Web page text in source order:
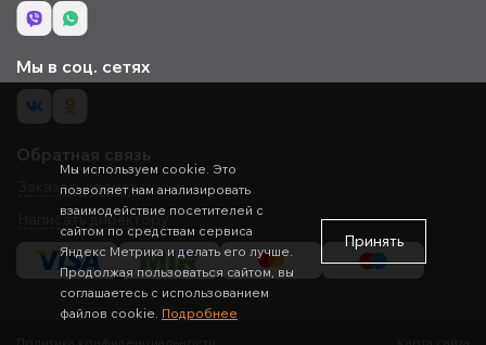
Мы в соц. сетях
Обратная связь
Заказать звонок
Написать директору
Мы используем cookie. Это
позволяет нам анализировать
взаимодействие посетителей с
сайтом по средствам сервиса
Яндекс Метрика и делать его лучше.
Продолжая пользоваться сайтом, вы
соглашаетесь с использованием
файлов cookie. Подробнее
Принять